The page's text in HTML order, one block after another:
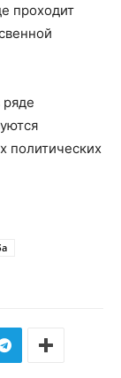
проходит
политических